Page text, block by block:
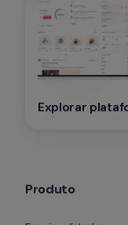
Explorar
Produto